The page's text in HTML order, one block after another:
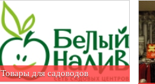
Товары для садоводов